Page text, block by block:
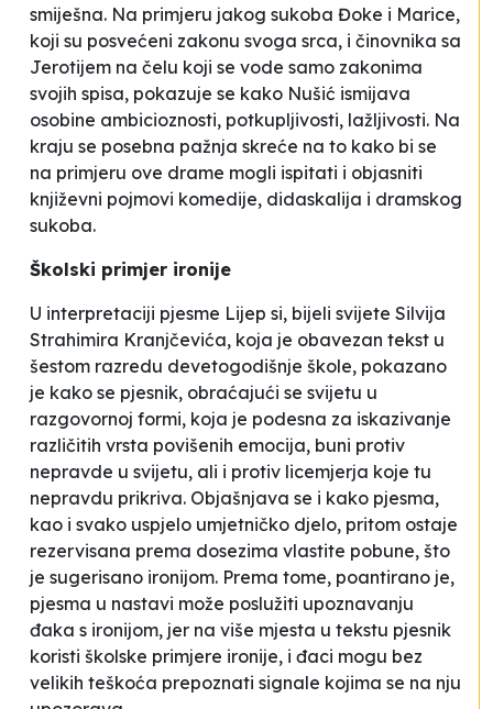
smiješna. Na primjeru jakog sukoba Đoke i Marice,
koji su posvećeni zakonu svoga srca, i činovnika sa
Jerotijem na čelu koji se vode samo zakonima
svojih spisa, pokazuje se kako Nušić ismijava
osobine ambicioznosti, potkupljivosti, lažljivosti. Na
kraju se posebna pažnja skreće na to kako bi se
na primjeru ove drame mogli ispitati i objasniti
književni pojmovi komedije, didaskalija i dramskog
sukoba.
Školski primjer ironije
U interpretaciji pjesme Lijep si, bijeli svijete Silvija
Strahimira Kranjčevića, koja je obavezan tekst u
šestom razredu devetogodišnje škole, pokazano
je kako se pjesnik, obraćajući se svijetu u
razgovornoj formi, koja je podesna za iskazivanje
različitih vrsta povišenih emocija, buni protiv
nepravde u svijetu, ali i protiv licemjerja koje tu
nepravdu prikriva. Objašnjava se i kako pjesma,
kao i svako uspjelo umjetničko djelo, pritom ostaje
rezervisana prema dosezima vlastite pobune, što
je sugerisano ironijom. Prema tome, poantirano je,
pjesma u nastavi može poslužiti upoznavanju
đaka s ironijom, jer na više mjesta u tekstu pjesnik
koristi školske primjere ironije, i đaci mogu bez
velikih teškoća prepoznati signale kojima se na nju